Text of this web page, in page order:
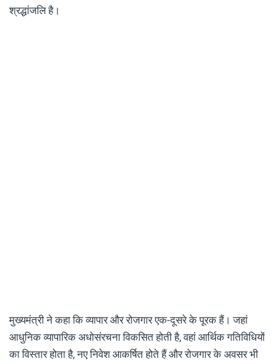
श्रद्धांजलि है।
मुख्यमंत्री ने कहा कि व्यापार और रोजगार एक-दूसरे के पूरक हैं। जहां
आधुनिक व्यापारिक अधोसंरचना विकसित होती है, वहां आर्थिक गतिविधियों
का विस्तार होता है, नए निवेश आकर्षित होते हैं और रोजगार के अवसर भी